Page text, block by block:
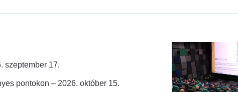
szeptember 17.
pontokon – 2026. október 15.